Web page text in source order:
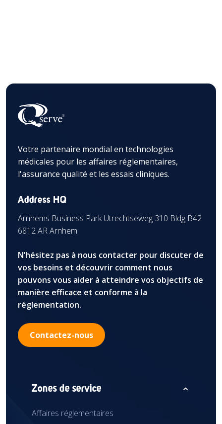
Votre partenaire mondial en technologies
médicales pour les affaires réglementaires,
l'assurance qualité et les essais cliniques.
Address HQ
Arnhems Business Park Utrechtseweg 310 Bldg B42
6812 AR Arnhem
N’hésitez pas à nous contacter pour discuter de
vos besoins et découvrir comment nous
pouvons vous aider à atteindre vos objectifs de
manière efficace et conforme à la
réglementation.
Contactez-nous
Zones de service expand_less
Affaires réglementaires